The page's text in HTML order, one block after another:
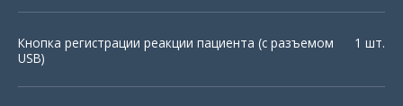
Кнопка регистрации реакции пациента (с разъемом
USB)
1 шт.